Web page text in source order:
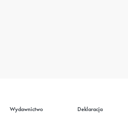
Wydawnictwo Deklaracja